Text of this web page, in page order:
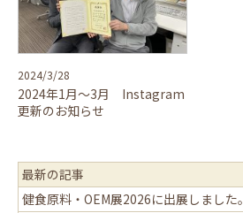
2024/3/28
2024年1月～3月 Instagram
更新のお知らせ
最新の記事
健食原料・OEM展2026に出展しました。